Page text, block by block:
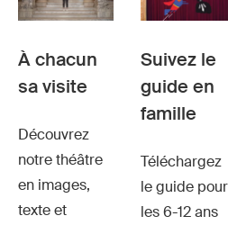
À chacun
sa visite
Découvrez
notre théâtre
en images,
texte et
Suivez le
guide en
famille
Téléchargez
le guide pour
les 6-12 ans